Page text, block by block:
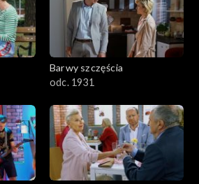
Barwy szczęścia
odc. 1931